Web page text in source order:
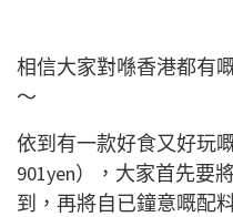
相信大家對喺香港都有
～
依到有一款好食又好玩
901yen），大家首先要
到，再將自已鐘意嘅配